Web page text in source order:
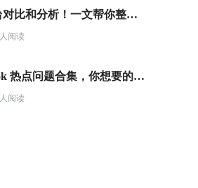
跨境电商平台对比和分析！一文帮你整理全球主流电商平台
人阅读
近期 Facebook 热点问题合集，你想要的答案都在这里！
人阅读